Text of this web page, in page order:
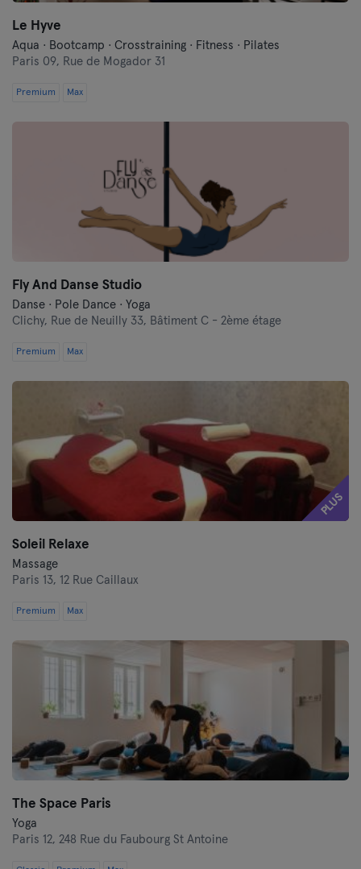
Le Hyve
Aqua · Bootcamp · Crosstraining · Fitness · Pilates
Paris 09, Rue de Mogador 31
Premium Max
Fly And Danse Studio
Danse · Pole Dance · Yoga
Clichy, Rue de Neuilly 33, Bâtiment C - 2ème étage
Premium Max
PLUS
Soleil Relaxe
Massage
Paris 13, 12 Rue Caillaux
Premium Max
The Space Paris
Yoga
Paris 12, 248 Rue du Faubourg St Antoine